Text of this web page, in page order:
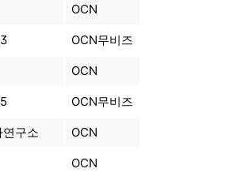
OCN
OCN무비즈
OCN
OCN무비즈
구소 OCN
OCN